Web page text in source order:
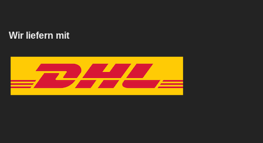
Wir liefern mit